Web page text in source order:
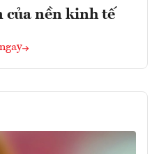
của nền kinh tế